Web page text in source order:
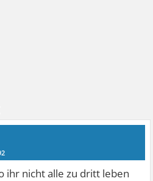
ihr nicht alle zu dritt leben